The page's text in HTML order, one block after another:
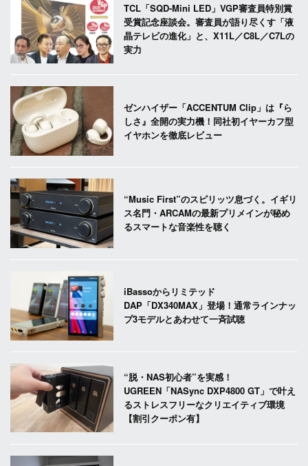
TCL「SQD-Mini LED」VGP審査員特別賞
受賞記念座談会。審査員が語り尽くす「液
晶テレビの進化」と、X11L／C8L／C7Lの
実力
ゼンハイザー「ACCENTUM Clip」は『ら
しさ』全開の実力機！同社初イヤーカフ型
イヤホンを徹底レビュー
“Music First”のスピリッツ息づく。イギリ
ス名門・ARCAMの最新プリメインが秘め
るスマートな音楽性を聴く
iBassoからリミテッド
DAP「DX340MAX」登場！通常ラインナッ
プ3モデルとあわせて一斉試聴
“脱・NAS初心者”を実感！
UGREEN「NASync DXP4800 GT」で叶え
るストレスフリーなクリエイティブ環境
【割引クーポン有】